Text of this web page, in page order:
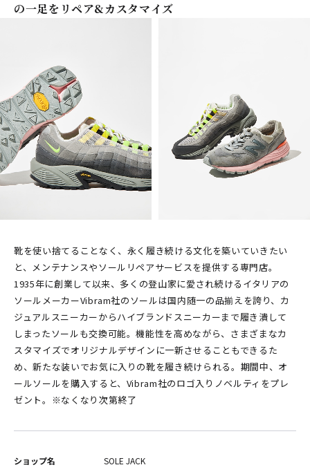
の一足をリペア&カスタマイズ
靴を使い捨てることなく、永く履き続ける文化を築いていきたい
と、メンテナンスやソールリペアサービスを提供する専門店。
1935年に創業して以来、多くの登山家に愛され続けるイタリアの
ソールメーカーVibram社のソールは国内随一の品揃えを誇り、カ
ジュアルスニーカーからハイブランドスニーカーまで履き潰して
しまったソールも交換可能。機能性を高めながら、さまざまなカ
スタマイズでオリジナルデザインに一新させることもできるた
め、新たな装いでお気に入りの靴を履き続けられる。期間中、オ
ールソールを購入すると、Vibram社のロゴ入りノベルティをプレ
ゼント。※なくなり次第終了
ショップ名
SOLE JACK